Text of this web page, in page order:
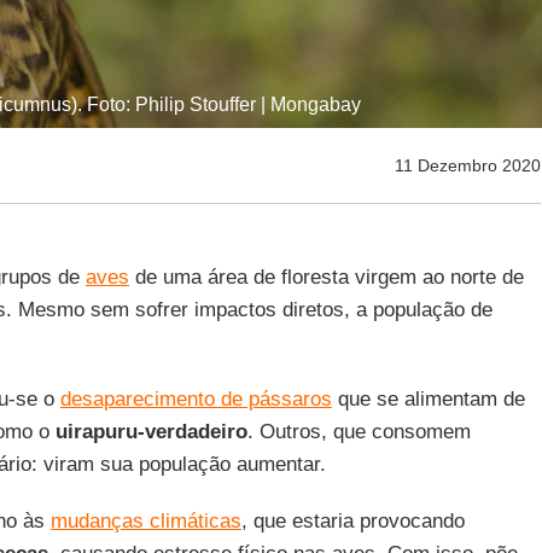
Foto: Philip Stouffer | Mongabay
11 Dezembro 2020
de aves de uma área de floresta virgem ao norte de
Mesmo sem sofrer impactos diretos, a população de
se o desaparecimento de pássaros que se alimentam de
o uirapuru-verdadeiro. Outros, que consomem
viram sua população aumentar.
às mudanças climáticas, que estaria provocando